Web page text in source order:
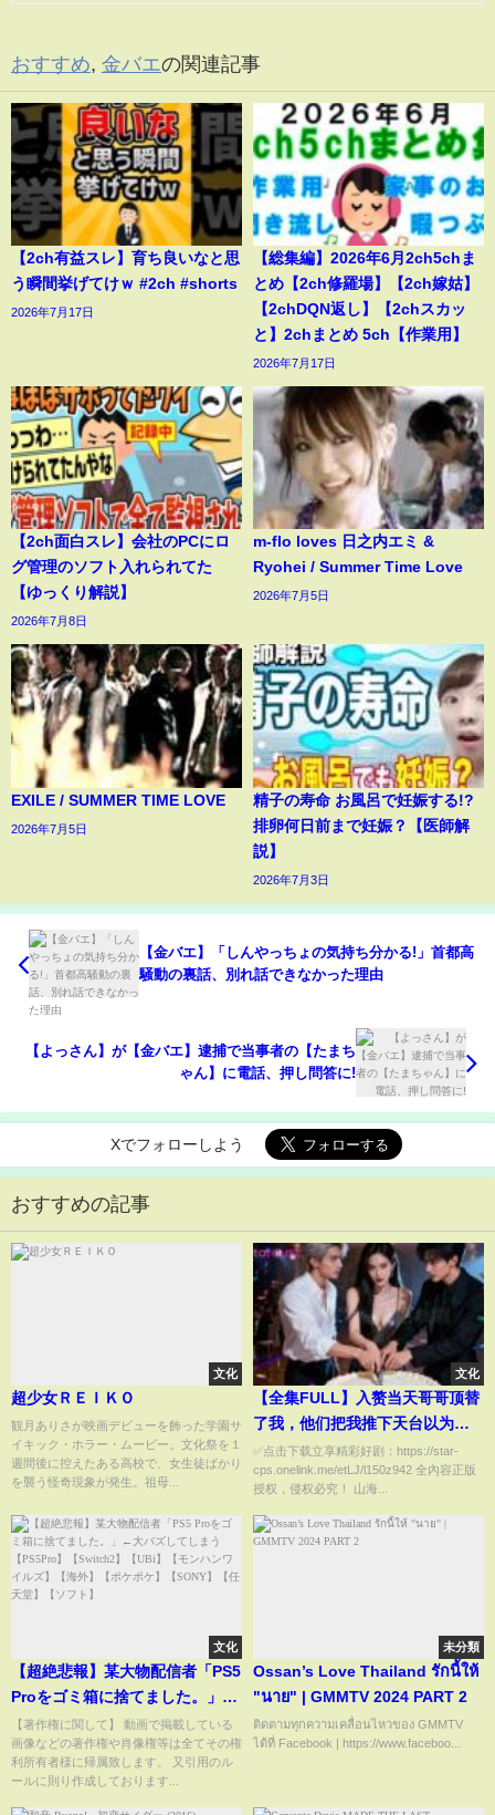
おすすめ, 金バエの関連記事
【2ch有益スレ】育ち良いなと思
う瞬間挙げてけｗ #2ch #shorts
2026年7月17日
【総集編】2026年6月2ch5chま
とめ【2ch修羅場】【2ch嫁姑】
【2chDQN返し】【2chスカッ
と】2chまとめ 5ch【作業用】
2026年7月17日
【2ch面白スレ】会社のPCにロ
グ管理のソフト入れられてた
【ゆっくり解説】
2026年7月8日
m-flo loves 日之内エミ &
Ryohei / Summer Time Love
2026年7月5日
EXILE / SUMMER TIME LOVE
2026年7月5日
精子の寿命 お風呂で妊娠する!?
排卵何日前まで妊娠？【医師解
説】
2026年7月3日
【金バエ】「しんやっちょの気持ち分かる!」首都高
騒動の裏話、別れ話できなかった理由
【よっさん】が【金バエ】逮捕で当事者の【たまち
ゃん】に電話、押し問答に!
Xでフォローしよう
おすすめの記事
文化
超少女ＲＥＩＫＯ
観月ありさが映画デビューを飾った学園サ
イキック・ホラー・ムービー。文化祭を１
週間後に控えたある高校で、女生徒ばかり
を襲う怪奇現象が発生。祖母...
文化
【全集FULL】入赘当天哥哥顶替
了我，他们把我推下天台以为灭
口，却不知我有个死而复生的双
胞胎哥哥！君知意挽着“我”出席
晚宴时，真凶在警车里崩溃
✅点击下载立享精彩好剧：https://star-
cps.onelink.me/etLJ/l150z942 全內容正版
授权，侵权必究！ 山海...
文化
【超絶悲報】某大物配信者「PS5
Proをゴミ箱に捨てました。」←
大バズしてしまう【PS5Pro】
【Switch2】【UBi】【モンハン
ワイルズ】【海外】【ポケポ
【著作権に関して】 動画で掲載している
画像などの著作権や肖像権等は全てその権
利所有者様に帰属致します。 又引用のル
ールに則り作成しております...
未分類
Ossan’s Love Thailand รักนี้ให้
"นาย" | GMMTV 2024 PART 2
ติดตามทุกความเคลื่อนไหวของ GMMTV
ได้ที่ Facebook | https://www.faceboo...